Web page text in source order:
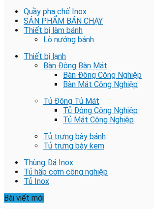
Quầy pha chế Inox
SẢN PHẨM BÁN CHẠY
Thiết bị làm bánh
Lò nướng bánh
Thiết bị lạnh
Bàn Đông Bàn Mát
Bàn Đông Công Nghiệp
Bàn Mát Công Nghiệp
Tủ Đông Tủ Mát
Tủ Đông Công Nghiệp
Tủ Mát Công Nghiệp
Tủ trưng bày bánh
Tủ trưng bày kem
Thùng Đá Inox
Tủ hấp cơm công nghiệp
Tủ Inox
Bài viết mới